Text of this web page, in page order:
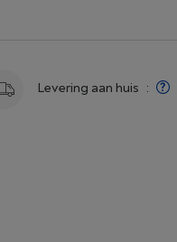
Levering aan huis :